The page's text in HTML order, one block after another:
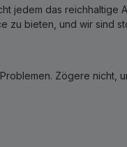
jedem das reichhaltige
zu bieten, und wir sind
Zögere nicht,